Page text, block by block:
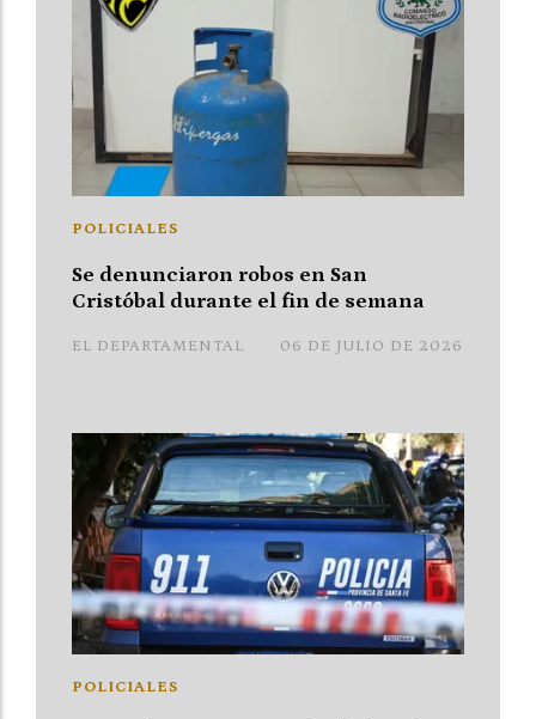
Se denunciaron robos en San
Cristóbal durante el fin de semana
EL DEPARTAMENTAL
POLICIALES
06 DE JULIO DE 2026
POLICIALES